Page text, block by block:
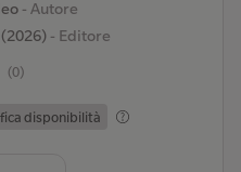
- Autore
- Editore
(0)
disponibilità